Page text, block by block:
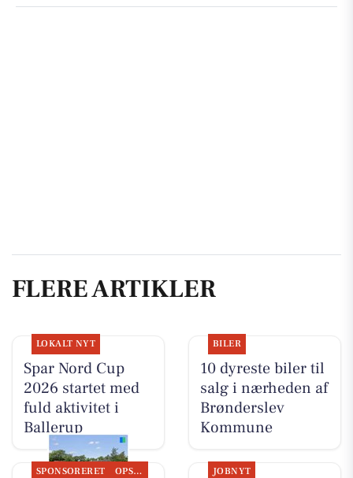
FLERE ARTIKLER
LOKALT NYT
Spar Nord Cup
2026 startet med
fuld aktivitet i
Ballerup
BILER
10 dyreste biler til
salg i nærheden af
Brønderslev
Kommune
SPONSORERET OPSLAGSTAVLEN JOBNYT